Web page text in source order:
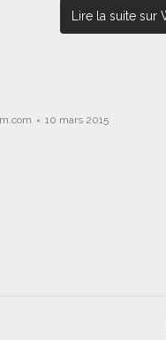
Lire la suite
10 mars 2015